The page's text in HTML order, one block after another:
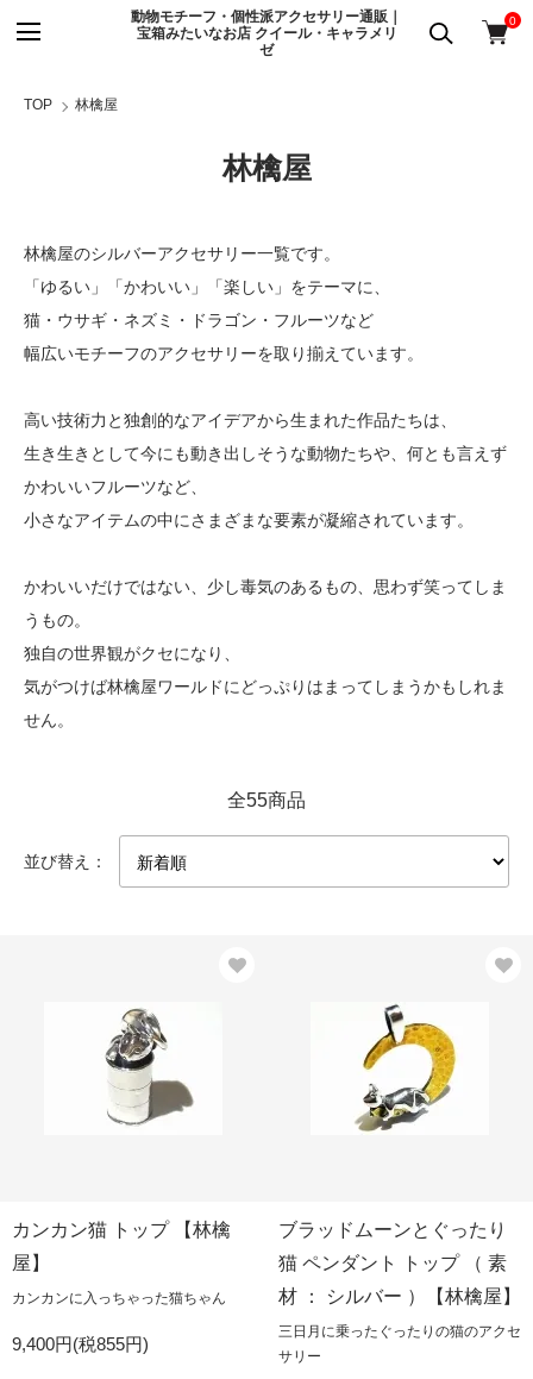
動物モチーフ・個性派アクセサリー通販｜
宝箱みたいなお店 クイール・キャラメリ
ゼ
0
TOP 林檎屋
林檎屋
林檎屋のシルバーアクセサリー一覧です。
「ゆるい」「かわいい」「楽しい」をテーマに、
猫・ウサギ・ネズミ・ドラゴン・フルーツなど
幅広いモチーフのアクセサリーを取り揃えています。
高い技術力と独創的なアイデアから生まれた作品たちは、
生き生きとして今にも動き出しそうな動物たちや、何とも言えず
かわいいフルーツなど、
小さなアイテムの中にさまざまな要素が凝縮されています。
かわいいだけではない、少し毒気のあるもの、思わず笑ってしま
うもの。
独自の世界観がクセになり、
気がつけば林檎屋ワールドにどっぷりはまってしまうかもしれま
せん。
全55商品
並び替え：
カンカン猫 トップ 【林檎
屋】
カンカンに入っちゃった猫ちゃん
9,400円(税855円)
ブラッドムーンとぐったり
猫 ペンダント トップ （ 素
材 ： シルバー ）【林檎屋】
三日月に乗ったぐったりの猫のアクセ
サリー